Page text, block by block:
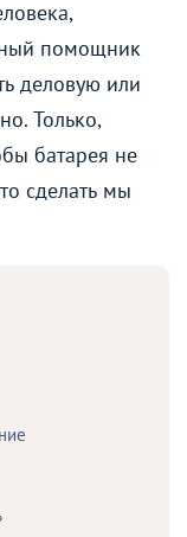
помощник
деловую или
Только,
батарея не
сделать мы